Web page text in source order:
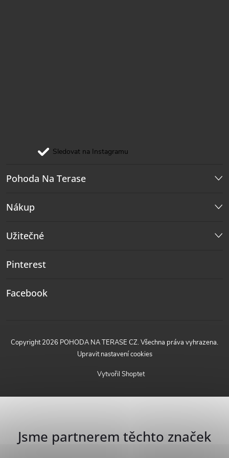
Sledovat na Instagramu
Pohoda Na Terase
Nákup
Užitečné
Pinterest
Facebook
Vytvořil Shoptet
Copyright 2026 POHODA NA TERASE CZ. Všechna práva vyhrazena.
Upravit nastavení cookies
Jsme partnerem těchto značek